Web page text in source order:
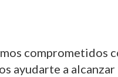
comprometidos
ayudarte a